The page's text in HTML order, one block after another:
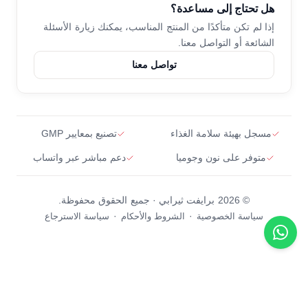
تواصل معنا
ضعف الأعصاب ونقص ب12
فيتامينات ب النشطة
كوانتابون
هل تحتاج إلى مساعدة؟
إذا لم تكن متأكدًا من المنتج المناسب، يمكنك زيارة الأسئلة
الشائعة أو التواصل معنا.
تواصل معنا
مسجل بهيئة سلامة الغذاء تصنيع بمعايير GMP
متوفر على نون وجوميا دعم مباشر عبر واتساب
© 2026 برايفت ثيرابي · جميع الحقوق محفوظة.
سياسة الخصوصية · الشروط والأحكام · سياسة الاسترجاع